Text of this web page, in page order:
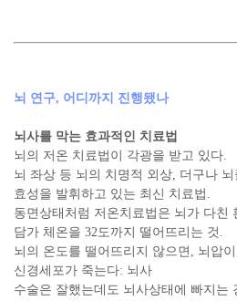
뇌 연구, 어디까지 진행됐나
뇌사를 막는 효과적인 치료법
뇌의 저온 치료법이 각광을 받고 있다.
뇌 좌상 등 뇌의 치명적 외상, 더구나
효성을 발휘하고 있는 최신 치료법.
동면상태처럼 저온치료법은 뇌가 다친
담가 체온을 32도까지 떨어뜨리는 것.
뇌의 온도를 떨어뜨리지 않으면, 뇌압
신경세포가 죽는다: 뇌사
수술은 잘했는데도 뇌사상태에 빠지는